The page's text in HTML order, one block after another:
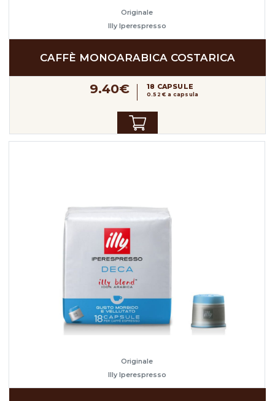
Originale
Illy Iperespresso
CAFFÈ MONOARABICA COSTARICA
9.40€ 18 CAPSULE
0.52 € a capsula
Originale
Illy Iperespresso